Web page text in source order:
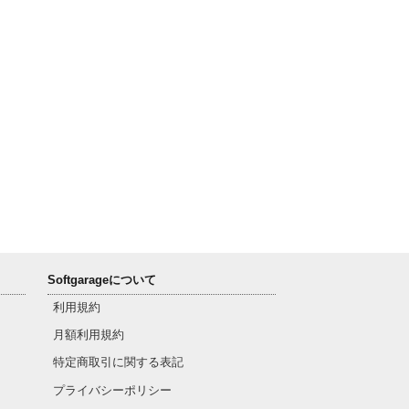
Softgarageについて
利用規約
月額利用規約
特定商取引に関する表記
プライバシーポリシー